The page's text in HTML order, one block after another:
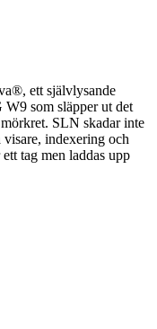
ett självlysande
som släpper ut det
SLN skadar inte
indexering och
tag men laddas upp